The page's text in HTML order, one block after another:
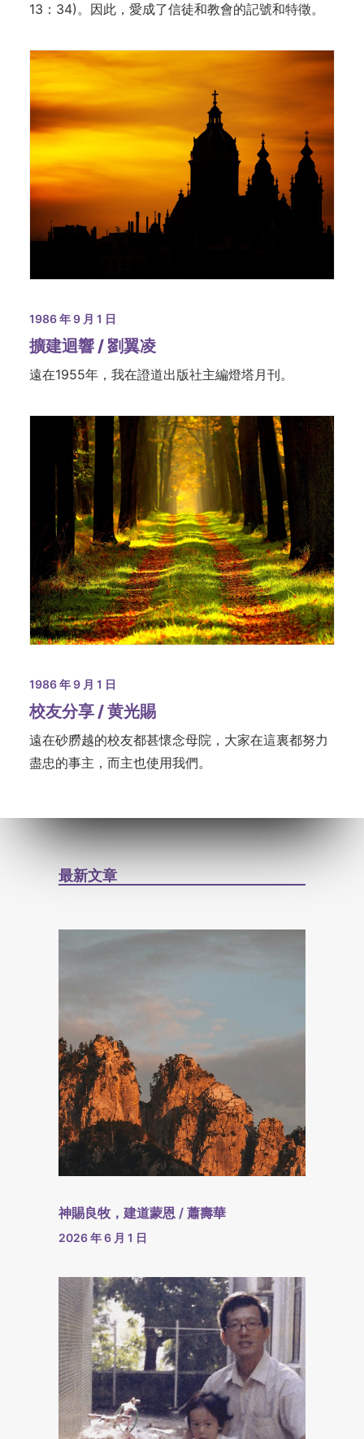
13：34)。因此，愛成了信徒和教會的記號和特徵。
1986 年 9 月 1 日
擴建迴響 / 劉翼凌
遠在1955年，我在證道出版社主編燈塔月刊。
1986 年 9 月 1 日
校友分享 / 黄光賜
遠在砂朥越的校友都甚懷念母院，大家在這裏都努力
盡忠的事主，而主也使用我們。
最新文章
神賜良牧，建道蒙恩 / 蕭壽華
2026 年 6 月 1 日